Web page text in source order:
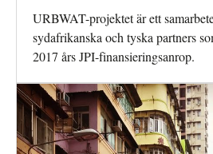
URBWAT-projektet är ett
sydafrikanska och tyska partners
2017 års JPI-finansieringsanrop.